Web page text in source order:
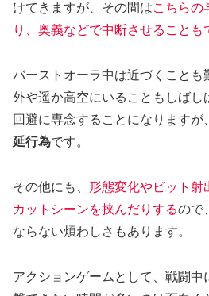
けてきますが、その間はこちらの
り、奥義などで中断させることも
バーストオーラ中は近づくことも
外や遥か高空にいることもしばし
回避に専念することになりますが
延行為です。
その他にも、 形態変化やビット射
カットシーンを挟んだりするので
ならない煩わしさもあります。
アクションゲームとして、戦闘